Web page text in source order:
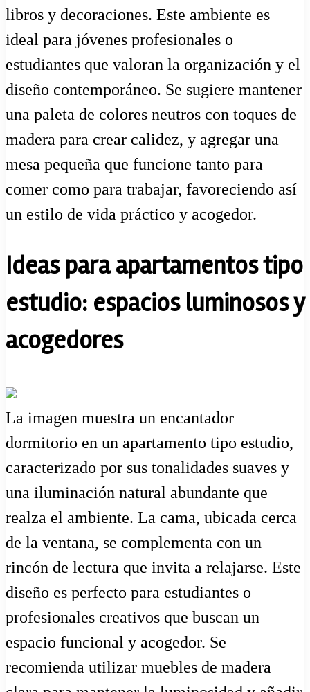
libros y decoraciones. Este ambiente es
ideal para jóvenes profesionales o
estudiantes que valoran la organización y el
diseño contemporáneo. Se sugiere mantener
una paleta de colores neutros con toques de
madera para crear calidez, y agregar una
mesa pequeña que funcione tanto para
comer como para trabajar, favoreciendo así
un estilo de vida práctico y acogedor.
Ideas para apartamentos tipo
estudio: espacios luminosos y
acogedores
La imagen muestra un encantador
dormitorio en un apartamento tipo estudio,
caracterizado por sus tonalidades suaves y
una iluminación natural abundante que
realza el ambiente. La cama, ubicada cerca
de la ventana, se complementa con un
rincón de lectura que invita a relajarse. Este
diseño es perfecto para estudiantes o
profesionales creativos que buscan un
espacio funcional y acogedor. Se
recomienda utilizar muebles de madera